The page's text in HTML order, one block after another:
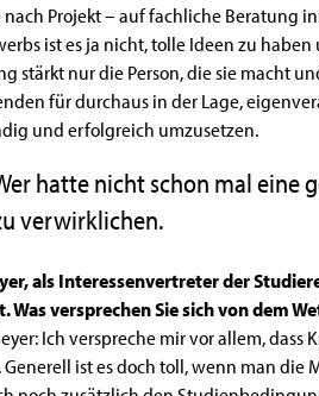
Projekt – auf fachliche Beratung
ist es ja nicht, tolle Ideen zu
stärkt nur die Person, die sie macht
für durchaus in der Lage,
und erfolgreich umzusetzen.
hatte nicht schon mal eine
verwirklichen.
als Interessenvertreter der
Was versprechen Sie sich von dem
Ich verspreche mir vor allem,
ist es doch toll, wenn man die